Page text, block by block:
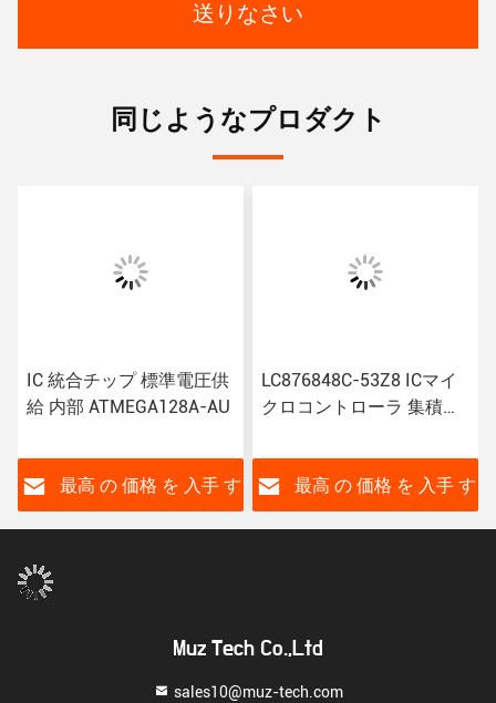
送りなさい
同じようなプロダクト
IC 統合チップ 標準電圧供
給 内部 ATMEGA128A-AU
最高 の 価格 を 入手 す
LC876848C-53Z8 ICマイ
クロコントローラ 集積回
最高 の 価格 を 入手 す
Muz Tech Co.,Ltd
sales10@muz-tech.com